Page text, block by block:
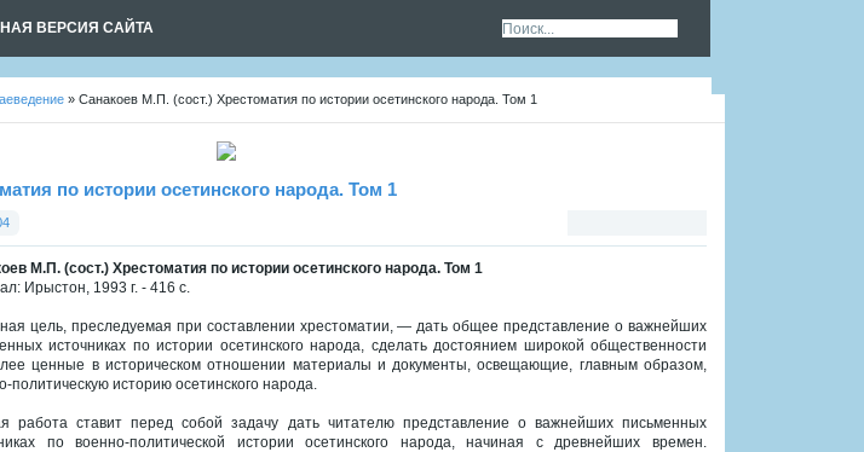
ВЕРСИЯ САЙТА
» Санакоев М.П. (сост.) Хрестоматия по истории осетинского народа. Том 1
по истории осетинского народа. Том 1
М.П. (сост.) Хрестоматия по истории осетинского народа. Том 1
Ирыстон, 1993 г. - 416 с.
цель, преследуемая при составлении хрестоматии, — дать общее представление о важнейших
источниках по истории осетинского народа, сделать достоянием широкой общественности
ценные в историческом отношении материалы и документы, освещающие, главным образом,
политическую историю осетинского народа.
работа ставит перед собой задачу дать читателю представление о важнейших письменных
по военно-политической истории осетинского народа, начиная с древнейших времен.